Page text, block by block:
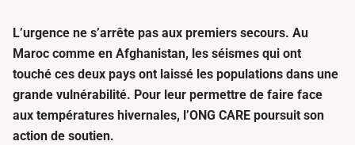
L’urgence ne s’arrête pas aux premiers secours. Au
Maroc comme en Afghanistan, les séismes qui ont
touché ces deux pays ont laissé les populations dans une
grande vulnérabilité. Pour leur permettre de faire face
aux températures hivernales, l’ONG CARE poursuit son
action de soutien.